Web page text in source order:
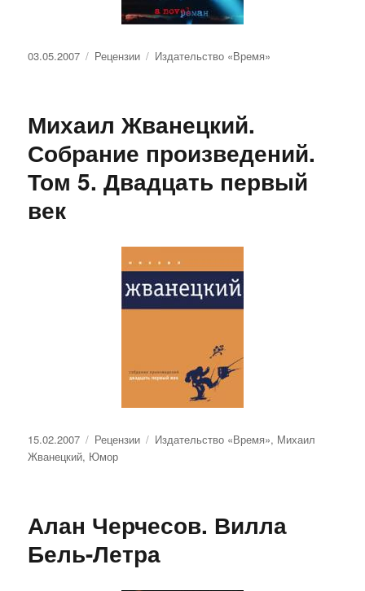
Опубликовано
03.05.2007 Рубрики
Рецензии Метки
Издательство «Время»
Михаил Жванецкий.
Собрание произведений.
Том 5. Двадцать первый
век
Опубликовано
15.02.2007 Рубрики
Рецензии Метки
Издательство «Время», Михаил
Жванецкий, Юмор
Алан Черчесов. Вилла
Бель-Летра